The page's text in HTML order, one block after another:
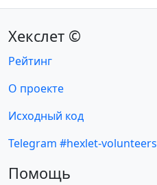
Хекслет ©
Рейтинг
О проекте
Исходный код
Telegram #hexlet-volunteers
Помощь